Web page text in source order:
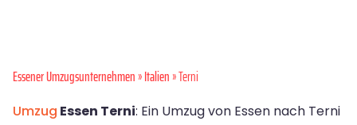
Essener Umzugsunternehmen»Italien» Terni
Umzug Essen Terni: Ein Umzug von Essen nach Terni